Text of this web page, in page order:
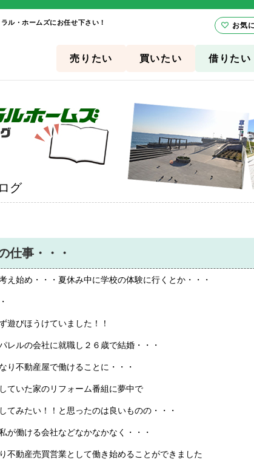
ル・ホームズにお任せ下さい！
売りたい 買いたい 借りたい
グ
仕事・・・
え始め・・・夏休み中に学校の体験に行くとか・・・
遊びほうけていました！！
レルの会社に就職し２６歳で結婚・・・
り不動産屋で働けることに・・・
ていた家のリフォーム番組に夢中で
てみたい！！と思ったのは良いものの・・・
が働ける会社などなかなかなく・・・
不動産売買営業として働き始めることができました
お気